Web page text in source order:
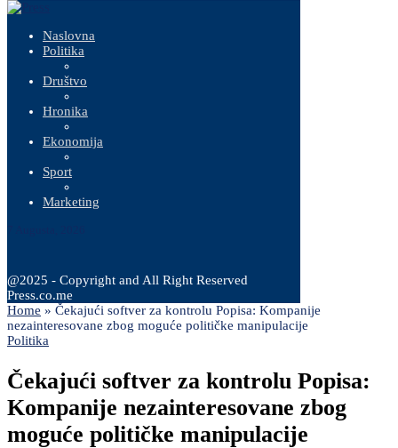
Naslovna
Politika
Društvo
Hronika
Ekonomija
Sport
Marketing
@2025 - Copyright and All Right Reserved
Press.co.me
Home » Čekajući softver za kontrolu Popisa: Kompanije
nezainteresovane zbog moguće političke manipulacije
Politika
Čekajući softver za kontrolu Popisa:
Kompanije nezainteresovane zbog
moguće političke manipulacije